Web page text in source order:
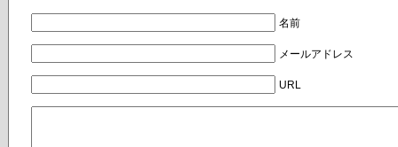
名前
メールアドレス
URL